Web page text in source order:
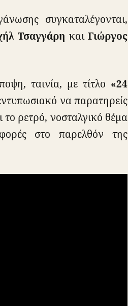
συγκαταλέγονται,
Τσαγγάρη καιΓιώργος
ταινία, με τίτλο «24
να παρατηρείς
το ρετρό, νοσταλγικό θέμα
στο παρελθόν της